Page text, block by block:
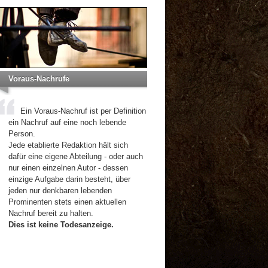
Voraus-Nachrufe
Ein Voraus-Nachruf ist per Definition
ein Nachruf auf eine noch lebende
Person.
Jede etablierte Redaktion hält sich
dafür eine eigene Abteilung - oder auch
nur einen einzelnen Autor - dessen
einzige Aufgabe darin besteht, über
jeden nur denkbaren lebenden
Prominenten stets einen aktuellen
Nachruf bereit zu halten.
Dies ist keine Todesanzeige.